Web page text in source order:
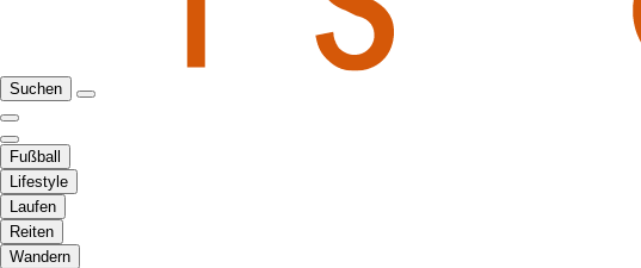
Suchen
Fußball
Lifestyle
Laufen
Reiten
Wandern